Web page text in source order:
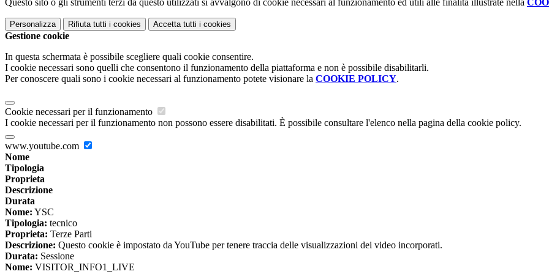
Questo sito o gli strumenti terzi da questo utilizzati si avvalgono di cookie necessari al funzionamento ed utili alle finalità illustrate nella
Personalizza Rifiuta tutti i cookies Accetta tutti i cookies
Gestione cookie
In questa schermata è possibile scegliere quali cookie consentire.
I cookie necessari sono quelli che consentono il funzionamento della piattaforma e non è possibile disabilitarli.
Per conoscere quali sono i cookie necessari al funzionamento potete visionare la COOKIE POLICY.
Cookie necessari per il funzionamento
I cookie necessari per il funzionamento non possono essere disabilitati. È possibile consultare l'elenco nella pagina della cookie policy.
www.youtube.com
Nome
Tipologia
Proprieta
Descrizione
Durata
Nome: YSC
Tipologia: tecnico
Proprieta: Terze Parti
Descrizione: Questo cookie è impostato da YouTube per tenere traccia delle visualizzazioni dei video incorporati.
Durata: Sessione
Nome: VISITOR_INFO1_LIVE